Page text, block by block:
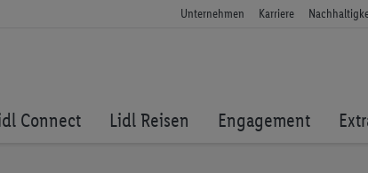
Unternehmen Karriere
Connect Lidl Reisen Engagement